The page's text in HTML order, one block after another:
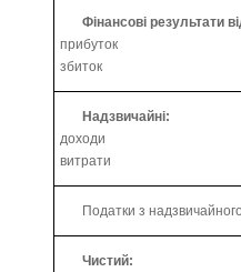
Фінансові результати
прибуток
збиток
Надзвичайні:
доходи
витрати
Податки з
Чистий: